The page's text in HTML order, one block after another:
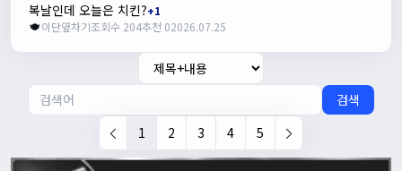
복날인데 오늘은 치킨?+1
이단옆차기조회수 204추천 02026.07.25
검색
1
2 3 4 5